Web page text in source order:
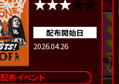
配布開始日
2026.04.26
配布イベント